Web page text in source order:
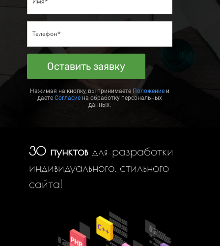
Оставить заявку
Нажимая на кнопку, вы принимаете Положение и
даете Согласие на обработку персональных
данных.
30 пунктов для разработки
индивидуального, стильного
сайта!